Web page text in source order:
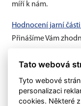
míří k nám.
Hodnocení jarní
Přinášíme Vám
Hodnocení jarní
Tato webová
Tyto webové
personalizaci
cookies. Některé